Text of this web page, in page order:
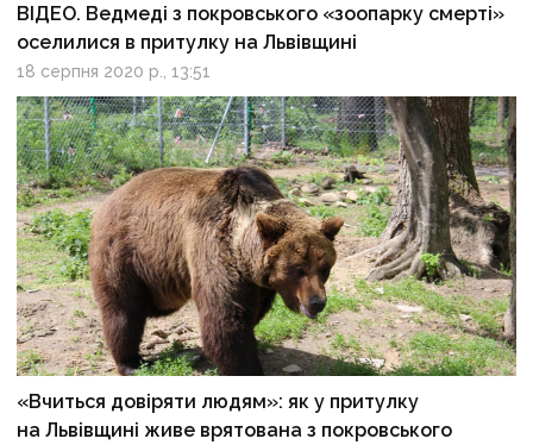
ВІДЕО. Ведмеді з покровського «зоопарку смерті»
оселилися в притулку на Львівщині
18 серпня 2020 р., 13:51
«Вчиться довіряти людям»: як у притулку
на Львівщині живе врятована з покровського